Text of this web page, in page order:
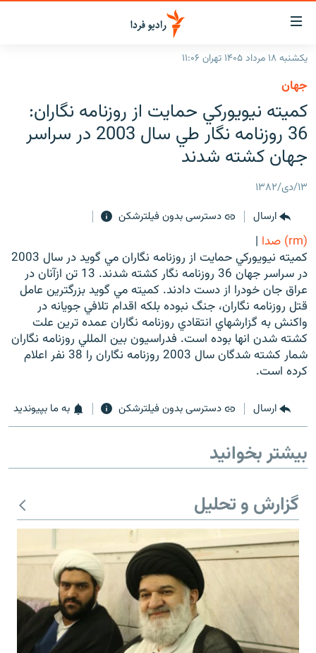
لینک‌های
قابلیت
دسترسی
بازگشت
به
منوی
اصلی
رفتن
صفحه
جهان
رادیو
گزارش‌های تصویری
گزارش‌های ویدئویی
زنان فردا
English
به ما بپیوندید
زبان‌های دیگر
یکشنبه ۱۸ مرداد ۱۴۰۵ تهران ۱۱:۰۶
جهان
کميته نيويورکي حمايت از روزنامه نگاران:
36 روزنامه نگار طي سال 2003 در سراسر
جهان کشته شدند
۱۳/دی/۱۳۸۲
ارسال
دسترسی بدون فیلترشکن
(rm) صدا
|
کميته نيويورکي حمايت از روزنامه نگاران مي گويد در سال 2003
در سراسر جهان 36 روزنامه نگار کشته شدند. 13 تن ازآنان در
عراق جان خودرا از دست دادند. کميته مي گويد بزرگترين عامل
قتل روزنامه نگاران، جنگ نبوده بلکه اقدام تلافي جويانه در
واکنش به گزارشهاي انتقادي روزنامه نگاران عمده ترين علت
کشته شدن انها بوده است. فدراسيون بين المللي روزنامه نگاران
شمار کشته شدگان سال 2003 روزنامه نگاران را 38 نفر اعلام
کرده است.
ارسال دسترسی بدون فیلترشکن به ما بپیوندید
بیشتر بخوانید
گزارش و تحلیل